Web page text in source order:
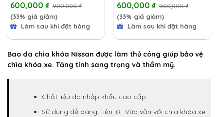
600,000 ₫ 900,000₫
(33% giá giảm)
Làm sau khi đặt hàng
600,000 ₫ 900,000₫
(33% giá giảm)
Làm sau khi đặt hàng
Bao da chìa khóa Nissan được làm thủ công giúp bảo vệ
chìa khóa xe. Tăng tính sang trọng và thẩm mỹ.
Chất liệu da nhập khẩu cao cấp.
Sử dụng dễ dàng, tiện lợi. Vừa vặn với chìa khóa xe